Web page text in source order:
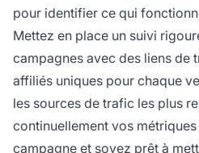
pour identifier ce qui
Mettez en place un suivi
campagnes avec des liens de
affiliés uniques pour chaque
les sources de trafic les plus
continuellement vos
campagne et soyez prêt à